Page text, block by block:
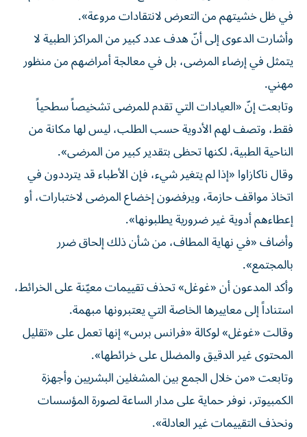
في ظل خشيتهم من التعرض لانتقادات مروعة».
وأشارت الدعوى إلى أنّ هدف عدد كبير من المراكز الطبية لا
يتمثل في إرضاء المرضى، بل في معالجة أمراضهم من منظور
مهني.
وتابعت إنّ «العيادات التي تقدم للمرضى تشخيصاً سطحياً
فقط، وتصف لهم الأدوية حسب الطلب، ليس لها مكانة من
الناحية الطبية، لكنها تحظى بتقدير كبير من المرضى».
وقال ناكازاوا «إذا لم يتغير شيء، فإن الأطباء قد يترددون في
اتخاذ مواقف حازمة، ويرفضون إخضاع المرضى لاختبارات، أو
إعطاءهم أدوية غير ضرورية يطلبونها».
وأضاف «في نهاية المطاف، من شأن ذلك إلحاق ضرر
بالمجتمع».
وأكد المدعون أن «غوغل» تحذف تقييمات معيّنة على الخرائط،
استناداً إلى معاييرها الخاصة التي يعتبرونها مبهمة.
وقالت «غوغل» لوكالة «فرانس برس» إنها تعمل على «تقليل
المحتوى غير الدقيق والمضلل على خرائطها».
وتابعت «من خلال الجمع بين المشغلين البشريين وأجهزة
الكمبيوتر، نوفر حماية على مدار الساعة لصورة المؤسسات
ونحذف التقييمات غير العادلة».